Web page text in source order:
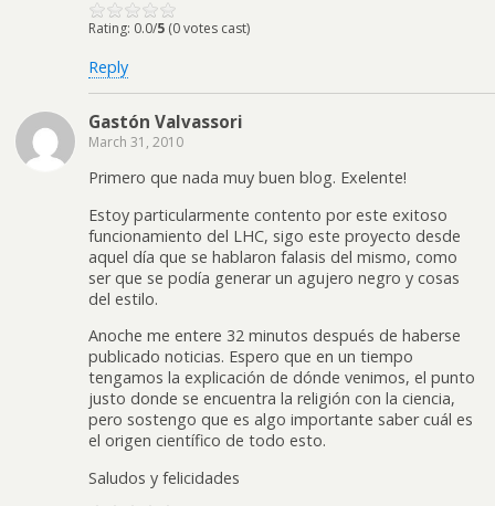
Rating: 0.0/5 (0 votes cast)
Reply
Gastón Valvassori
March 31, 2010
Primero que nada muy buen blog. Exelente!
Estoy particularmente contento por este exitoso
funcionamiento del LHC, sigo este proyecto desde
aquel día que se hablaron falasis del mismo, como
ser que se podía generar un agujero negro y cosas
del estilo.
Anoche me entere 32 minutos después de haberse
publicado noticias. Espero que en un tiempo
tengamos la explicación de dónde venimos, el punto
justo donde se encuentra la religión con la ciencia,
pero sostengo que es algo importante saber cuál es
el origen científico de todo esto.
Saludos y felicidades